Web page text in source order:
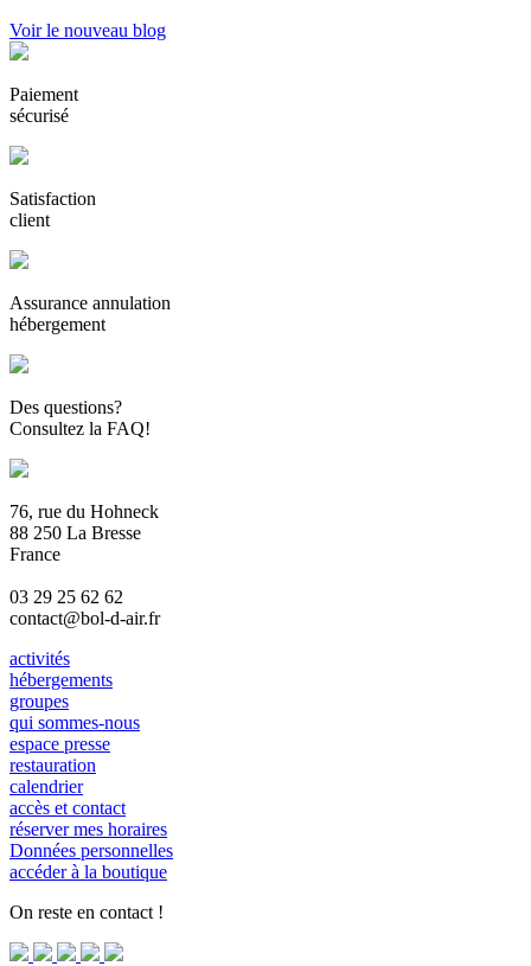
Voir le nouveau blog
Paiement
sécurisé
Satisfaction
client
Assurance annulation
hébergement
Des questions?
Consultez la FAQ!
76, rue du Hohneck
88 250 La Bresse
France
03 29 25 62 62
contact@bol-d-air.fr
activités
hébergements
groupes
qui sommes-nous
espace presse
restauration
calendrier
accès et contact
réserver mes horaires
Données personnelles
accéder à la boutique
On reste en contact !